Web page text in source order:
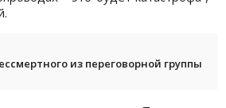
из переговорной группы